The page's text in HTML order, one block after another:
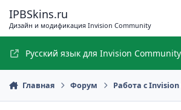
IPBSkins.ru
Дизайн и модификация Invision Community
Русский язык для Invision
Главная Форум Работа с